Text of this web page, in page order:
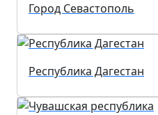
Город Севастополь
Республика Дагестан